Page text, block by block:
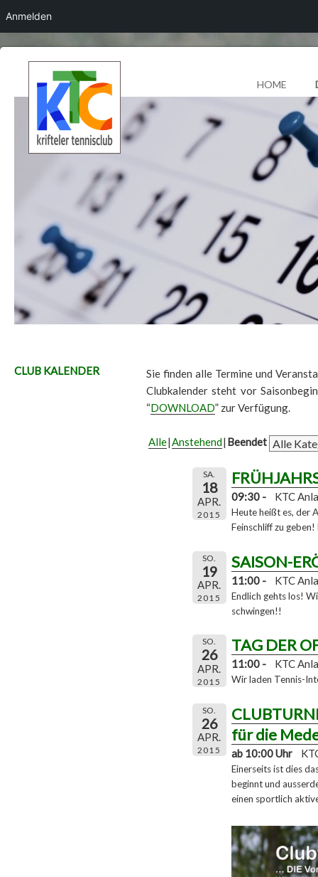
HOME
CLUB KALENDER
Sie finden alle Termine und
Clubkalender steht vor
“DOWNLOAD” zur Verfügung.
Alle Anstehend Beendet
SA.
18
APR.
2015
09:30 - KTC
Heute heißt es, der
Feinschliff zu
SO.
19
APR.
2015
SAISON-
11:00 - KTC
Endlich gehts los!
schwingen!!
SO.
26
APR.
2015
TAG DER
11:00 - KTC
Wir laden Tennis-
SO.
26
APR.
2015
für die
ab 10:00 Uhr
Einerseits ist dies
beginnt und
einen sportlich
Anmelden